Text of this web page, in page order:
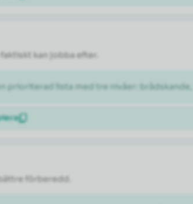
kan jobba efter.
lista med tre nivåer: brådskande,
förberedd.